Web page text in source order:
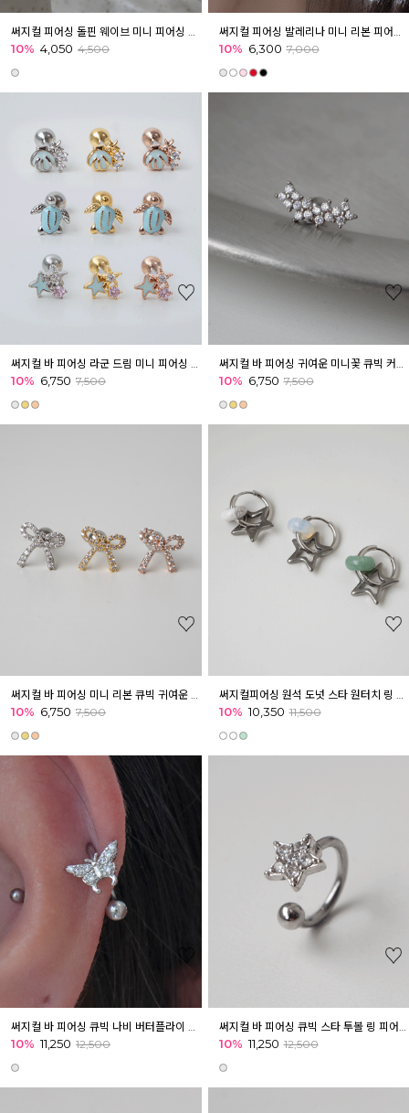
10% 4,050 4,500 10% 6,300 7,000
10% 6,750 7,500 10% 6,750 7,500
써지컬 바 피어싱 미니 리본 큐빅 귀여운 피어싱 귓볼 아웃컨츠 귓바퀴
10% 6,750 7,500
써지컬피어싱 원석 도넛 스타 원터치 링 피어싱 귓볼 귓바퀴 아웃컨츠
10% 10,350 11,500
10% 11,250 12,500 10% 11,250 12,500